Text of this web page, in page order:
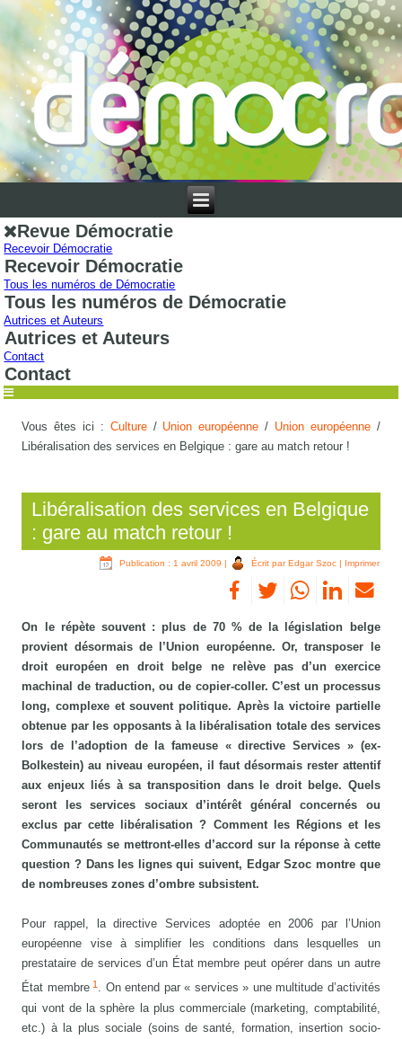
Revue Démocratie
Recevoir Démocratie
Recevoir Démocratie
Tous les numéros de Démocratie
Tous les numéros de Démocratie
Autrices et Auteurs
Autrices et Auteurs
Contact
Contact
Vous êtes ici : Culture/ Union européenne / Union européenne/
Libéralisation des services en Belgique : gare au match retour !
Libéralisation des services en Belgique
: gare au match retour !
Publication : 1 avril 2009 | Écrit par Edgar Szoc| Imprimer
On le répète souvent : plus de 70 % de la législation belge
provient désormais de l’Union européenne. Or, transposer le
droit européen en droit belge ne relève pas d’un exercice
machinal de traduction, ou de copier-coller. C’est un processus
long, complexe et souvent politique. Après la victoire partielle
obtenue par les opposants à la libéralisation totale des services
lors de l’adoption de la fameuse « directive Services » (ex-
Bolkestein) au niveau européen, il faut désormais rester attentif
aux enjeux liés à sa transposition dans le droit belge. Quels
seront les services sociaux d’intérêt général concernés ou
exclus par cette libéralisation ? Comment les Régions et les
Communautés se mettront-elles d’accord sur la réponse à cette
question ? Dans les lignes qui suivent, Edgar Szoc montre que
de nombreuses zones d’ombre subsistent.
Pour rappel, la directive Services adoptée en 2006 par l’Union
européenne vise à simplifier les conditions dans lesquelles un
prestataire de services d’un État membre peut opérer dans un autre
État membre1 . On entend par « services » une multitude d’activités
qui vont de la sphère la plus commerciale (marketing, comptabilité,
etc.) à la plus sociale (soins de santé, formation, insertion socio-